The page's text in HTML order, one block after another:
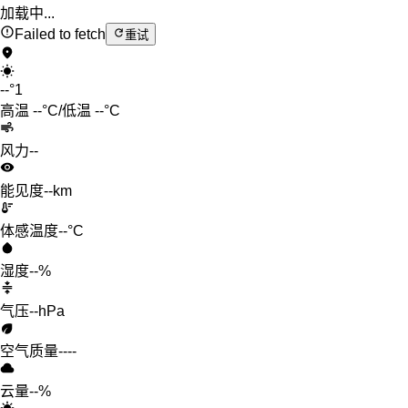
加载中...
Failed to fetch
重试
--°1
高温 --°C/低温 --°C
风力--
能见度--km
体感温度--°C
湿度--%
气压--hPa
空气质量----
云量--%